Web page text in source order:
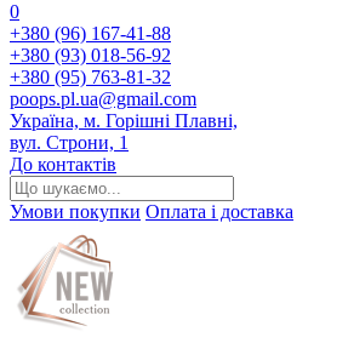
0
+380 (96) 167-41-88
+380 (93) 018-56-92
+380 (95) 763-81-32
poops.pl.ua@gmail.com
Україна, м. Горішні Плавні,
вул. Строни, 1
До контактів
Умови покупки Оплата і доставка